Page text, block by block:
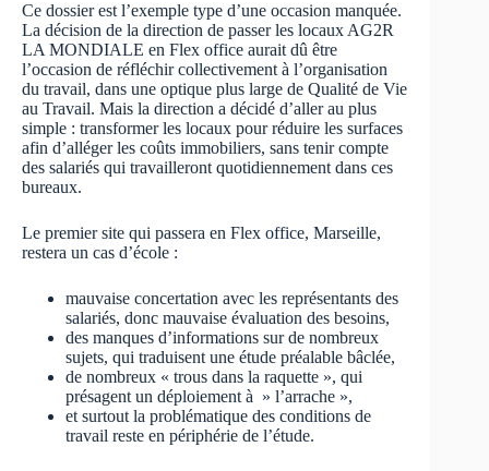
Ce dossier est l’exemple type d’une occasion manquée.
La décision de la direction de passer les locaux AG2R
LA MONDIALE en Flex office aurait dû être
l’occasion de réfléchir collectivement à l’organisation
du travail, dans une optique plus large de Qualité de Vie
au Travail. Mais la direction a décidé d’aller au plus
simple : transformer les locaux pour réduire les surfaces
afin d’alléger les coûts immobiliers, sans tenir compte
des salariés qui travailleront quotidiennement dans ces
bureaux.
Le premier site qui passera en Flex office, Marseille,
restera un cas d’école :
mauvaise concertation avec les représentants des
salariés, donc mauvaise évaluation des besoins,
des manques d’informations sur de nombreux
sujets, qui traduisent une étude préalable bâclée,
de nombreux « trous dans la raquette », qui
présagent un déploiement à » l’arrache »,
et surtout la problématique des conditions de
travail reste en périphérie de l’étude.